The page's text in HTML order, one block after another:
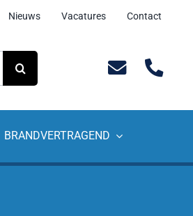
Nieuws Vacatures Contact
BRANDVERTRAGEND